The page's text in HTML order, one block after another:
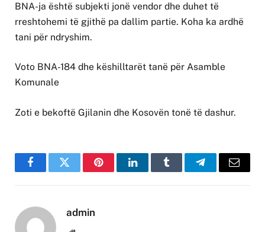
BNA-ja është subjekti jonë vendor dhe duhet të
rreshtohemi të gjithë pa dallim partie. Koha ka ardhë
tani për ndryshim.
Voto BNA-184 dhe këshilltarët tanë për Asamble
Komunale
Zoti e bekoftë Gjilanin dhe Kosovën tonë të dashur.
FacebookTwitter PinterestLinkedInTumblr TelegramEmail
admin